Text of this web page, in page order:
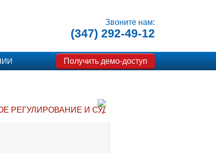
Звоните нам:
(347) 292-49-12
Получить демо-доступ
РЕГУЛИРОВАНИЕ И СУДЕБНАЯ ПРАКТИКА»